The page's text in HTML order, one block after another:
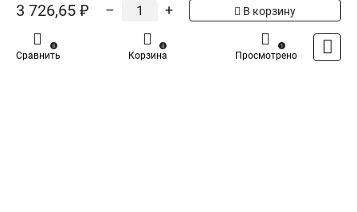
3 726,65 ₽ – + В корзину
Сравнить
0
Корзина
0
Просмотрено
1